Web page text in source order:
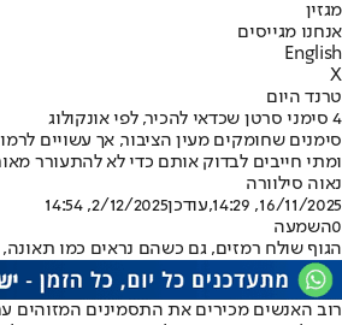
מגזין
אנחנו מגייסים
English
X
טרנד היום
4 סימני סרטן שכדאי להכיר, לפי אונקולוג
סימנים שחומקים מעין הציבור, אך עשויים
ומתי חייבים לבדוק אותם כדי לא להתעורר
נאוה סילוורה
16/11/2025, 14:29
,עודכן2/12/2025, 14:54
0השמעה
הגוף שולח רמזים, גם כשהם נראים כמו תאונה,
רוב האנשים מכירים את התסמינים המזוהים